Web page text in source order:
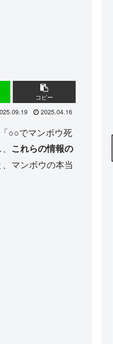
コピー
2025.04.16
○○でマンボウ死
これらの情報の
マンボウの本当